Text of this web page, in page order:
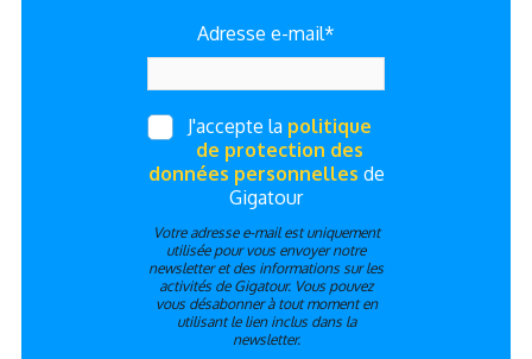
Adresse e-mail*
J'accepte la politique
de protection des
données personnelles de
Gigatour
Votre adresse e-mail est uniquement
utilisée pour vous envoyer notre
newsletter et des informations sur les
activités de Gigatour. Vous pouvez
vous désabonner à tout moment en
utilisant le lien inclus dans la
newsletter.